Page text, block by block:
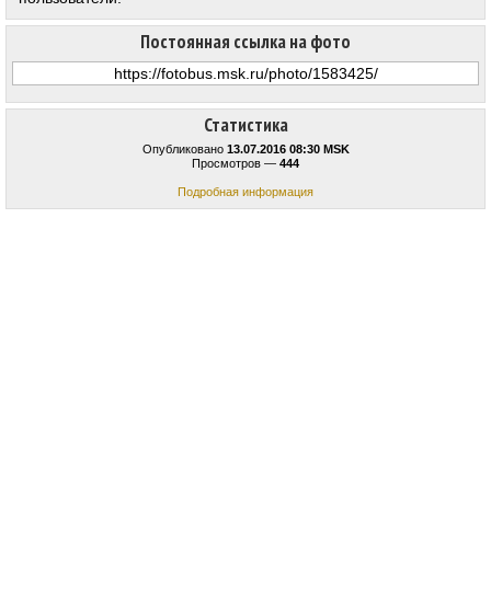
Статистика
Опубликовано 13.07.2016 08:30 MSK
Просмотров — 444
Подробная информация
Постоянная ссылка на фото